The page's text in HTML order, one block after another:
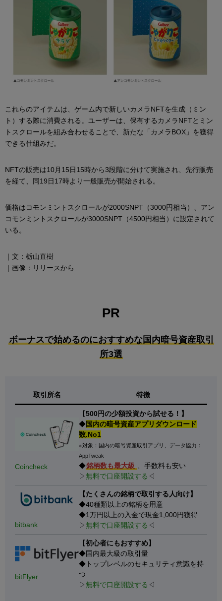
これらのアイテムは、ゲーム内で新しいカメラNFTを生成（ミン
ト）する際に消費される。ユーザーは、保有するカメラNFTとミン
トスクロールを組み合わせることで、新たな「カメラBOX」を獲得
できる仕組みだ。
NFTの販売は10月15日15時から3段階に分けて実施され、先行販売
を経て、同19日17時より一般販売が開始される。
価格はコモンミントスクロールが2000SNPT（3000円相当）、アン
コモンミントスクロールが3000SNPT（4500円相当）に設定されて
いる。
｜文：栃山直樹
｜画像：リリースから
PR
ボーナスで始めるのにおすすめな国内暗号資産取引
所3選
取引所名 特徴
Coincheck
【500円の少額投資から試せる！】
◆国内の暗号資産アプリダウンロード
数.No1
※対象：国内の暗号資産取引アプリ、データ協力：
AppTweak
◆銘柄数も最大級
、手数料も安い
▷無料で口座開設する ◁
bitbank
【たくさんの銘柄で取引する人向け】
◆40種類以上の銘柄を用意
◆1万円以上の入金で現金1,000円獲得
▷無料で口座開設する ◁
bitFlyer
【初心者にもおすすめ】
◆国内最大級の取引量
◆トップレベルのセキュリティ意識を持
つ
▷無料で口座開設する ◁